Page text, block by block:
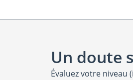
Un doute
Évaluez votre